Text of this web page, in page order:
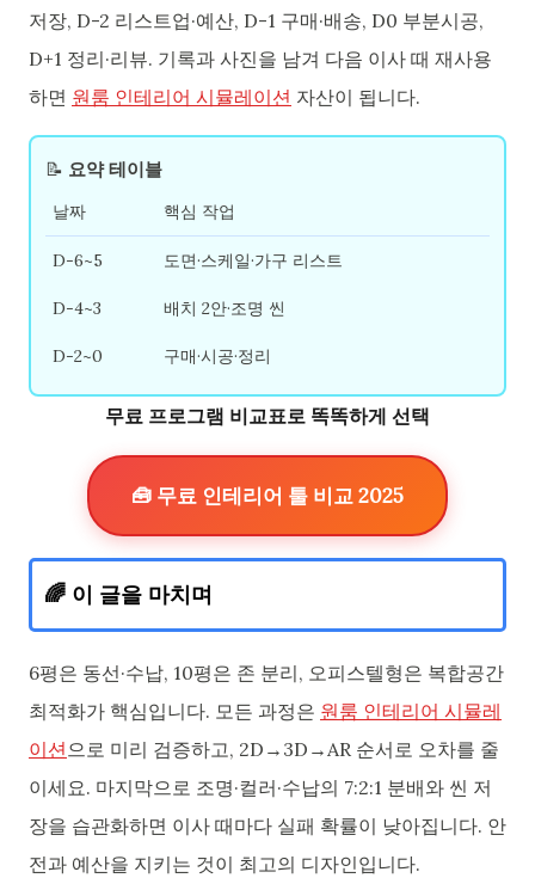
저장, D-2 리스트업·예산, D-1 구매·배송, D0 부분시공,
D+1 정리·리뷰. 기록과 사진을 남겨 다음 이사 때 재사용
하면 원룸 인테리어 시뮬레이션 자산이 됩니다.
📝 요약 테이블
날짜 핵심 작업
D-6~5 도면·스케일·가구 리스트
D-4~3 배치 2안·조명 씬
D-2~0 구매·시공·정리
무료 프로그램 비교표로 똑똑하게 선택
🧰 무료 인테리어 툴 비교 2025
🌈 이 글을 마치며
6평은 동선·수납, 10평은 존 분리, 오피스텔형은 복합공간
최적화가 핵심입니다. 모든 과정은 원룸 인테리어 시뮬레
이션으로 미리 검증하고, 2D→3D→AR 순서로 오차를 줄
이세요. 마지막으로 조명·컬러·수납의 7:2:1 분배와 씬 저
장을 습관화하면 이사 때마다 실패 확률이 낮아집니다. 안
전과 예산을 지키는 것이 최고의 디자인입니다.